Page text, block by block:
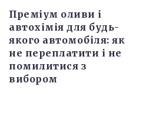
Преміум оливи і
автохімія для будь-
якого автомобіля: як
не переплатити і не
помилитися з
вибором